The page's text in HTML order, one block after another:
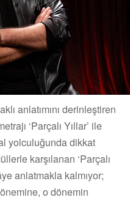
anlatımını derinleştiren
‘Parçalı Yıllar’ ile
yolculuğunda dikkat
karşılanan ‘Parçalı
anlatmakla kalmıyor;
o dönemin